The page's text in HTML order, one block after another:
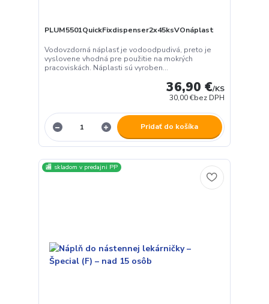
PLUM5501QuickFixdispenser2x45ksVOnáplast
Vodovzdorná náplasť je vodoodpudivá, preto je
vyslovene vhodná pre použitie na mokrých
pracoviskách. Náplasti sú vyroben...
36,90 €/KS
30,00 €bez DPH
Pridať do košíka
🏬 skladom v predajni PP